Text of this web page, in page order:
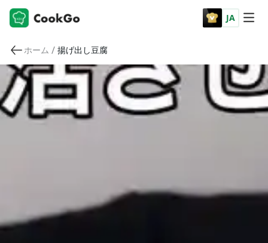
JA
ホーム / 揚げ出し豆腐